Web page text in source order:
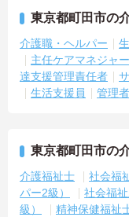
東京都町田市の
介護職・ヘルパー
主任ケアマネジャー
達支援管理責任者
生活支援員
管理者
東京都町田市の
介護福祉士 社会福
パー2級）
社会福
級）
精神保健福祉